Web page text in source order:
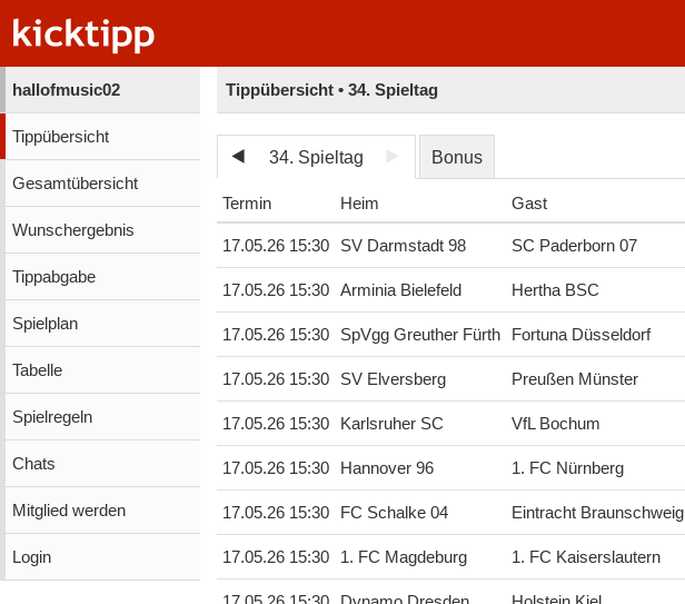
hallofmusic02
Tippübersicht
Gesamtübersicht
Wunschergebnis
Tippabgabe
Spielplan
Tabelle
Spielregeln
Chats
Mitglied werden
Login
Tippübersicht • 34. Spieltag
34. Spieltag Bonus
Termin Heim Gast
17.05.26 15:30 SV Darmstadt 98 SC Paderborn 07
17.05.26 15:30 Arminia Bielefeld Hertha BSC
17.05.26 15:30 SpVgg Greuther Fürth Fortuna Düsseldorf
17.05.26 15:30 SV Elversberg Preußen Münster
17.05.26 15:30 Karlsruher SC VfL Bochum
17.05.26 15:30 Hannover 96 1. FC Nürnberg
17.05.26 15:30 FC Schalke 04 Eintracht Braunschweig
17.05.26 15:30 1. FC Magdeburg 1. FC Kaiserslautern